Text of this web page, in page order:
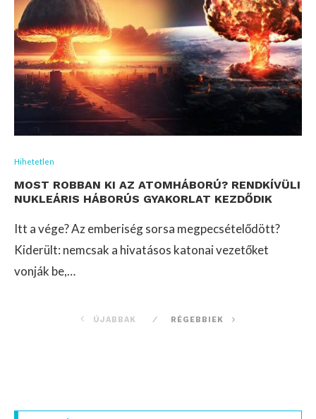
Hihetetlen
MOST ROBBAN KI AZ ATOMHÁBORÚ? RENDKÍVÜLI
NUKLEÁRIS HÁBORÚS GYAKORLAT KEZDŐDIK
Itt a vége? Az emberiség sorsa megpecsételődött?
Kiderült: nemcsak a hivatásos katonai vezetőket
vonják be,…
ÚJABBAK RÉGEBBIEK